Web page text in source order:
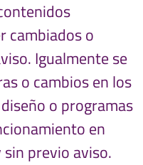
cambiados o
Igualmente se
o cambios en los
o programas
en
previo aviso.